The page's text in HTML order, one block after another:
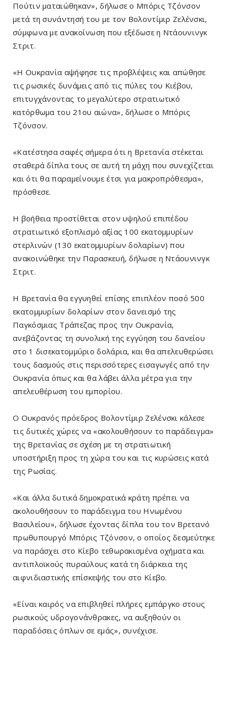
Πούτιν ματαιώθηκαν», δήλωσε ο Μπόρις Τζόνσον
μετά τη συνάντησή του με τον Βολοντίμιρ Ζελένσκι,
σύμφωνα με ανακοίνωση που εξέδωσε η Ντάουνινγκ
Στριτ.
«Η Ουκρανία αψήφησε τις προβλέψεις και απώθησε
τις ρωσικές δυνάμεις από τις πύλες του Κιέβου,
επιτυγχάνοντας το μεγαλύτερο στρατιωτικό
κατόρθωμα του 21ου αιώνα», δήλωσε ο Μπόρις
Τζόνσον.
«Κατέστησα σαφές σήμερα ότι η Βρετανία στέκεται
σταθερά δίπλα τους σε αυτή τη μάχη που συνεχίζεται
και ότι θα παραμείνουμε έτσι για μακροπρόθεσμα»,
πρόσθεσε.
Η βοήθεια προστίθεται στον υψηλού επιπέδου
στρατιωτικό εξοπλισμό αξίας 100 εκατομμυρίων
στερλινών (130 εκατομμυρίων δολαρίων) που
ανακοινώθηκε την Παρασκευή, δήλωσε η Ντάουνινγκ
Στριτ.
Η Βρετανία θα εγγυηθεί επίσης επιπλέον ποσό 500
εκατομμυρίων δολαρίων στον δανεισμό της
Παγκόσμιας Τράπεζας προς την Ουκρανία,
ανεβάζοντας τη συνολική της εγγύηση του δανείου
στο 1 δισεκατομμύριο δολάρια, και θα απελευθερώσει
τους δασμούς στις περισσότερες εισαγωγές από την
Ουκρανία όπως και θα λάβει άλλα μέτρα για την
απελευθέρωση του εμπορίου.
Ο Ουκρανός πρόεδρος Βολοντίμιρ Ζελένσκι κάλεσε
τις δυτικές χώρες να «ακολουθήσουν το παράδειγμα»
της Βρετανίας σε σχέση με τη στρατιωτική
υποστήριξη προς τη χώρα του και τις κυρώσεις κατά
της Ρωσίας.
«Και άλλα δυτικά δημοκρατικά κράτη πρέπει να
ακολουθήσουν το παράδειγμα του Ηνωμένου
Βασιλείου», δήλωσε έχοντας δίπλα του τον Βρετανό
πρωθυπουργό Μπόρις Τζόνσον, ο οποίος δεσμεύτηκε
να παράσχει στο Κίεβο τεθωρακισμένα οχήματα και
αντιπλοϊκούς πυραύλους κατά τη διάρκεια της
αιφνιδιαστικής επίσκεψής του στο Κίεβο.
«Είναι καιρός να επιβληθεί πλήρες εμπάργκο στους
ρωσικούς υδρογονάνθρακες, να αυξηθούν οι
παραδόσεις όπλων σε εμάς», συνέχισε.